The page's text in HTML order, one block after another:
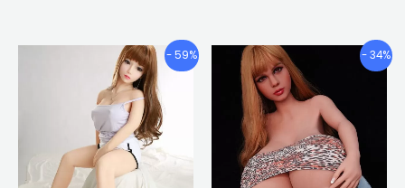
- 59%
Fascia
di
prezzo:
€358.96
Attraverso
€483.72
Questo
- 34%
Fascia
di
Le